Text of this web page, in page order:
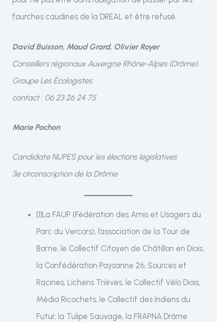
fourches caudines de la DREAL et être refusé.
David Buisson, Maud Grard, Olivier Royer
Conseillers régionaux Auvergne Rhône-Alpes (Drôme)
Groupe Les Écologistes.
contact : 06 23 26 24 75
Marie Pochon
Candidate NUPES pour les élections législatives
3e circonscription de la Drôme
[1]La FAUP (Fédération des Amis et Usagers du
Parc du Vercors), l’association de la Tour de
Borne, le Collectif Citoyen de Châtillon en Diois,
la Confédération Paysanne 26, Sources et
Racines, Lichens Trièves, le Collectif Vélo Diois,
Média Ricochets, le Collectif des Indiens du
Futur, la Tulipe Sauvage, la FRAPNA Drôme